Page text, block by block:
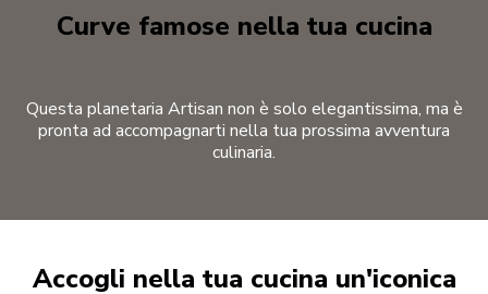
Curve famose nella tua cucina
Questa planetaria Artisan non è solo elegantissima, ma è
pronta ad accompagnarti nella tua prossima avventura
culinaria.
Accogli nella tua cucina un'iconica